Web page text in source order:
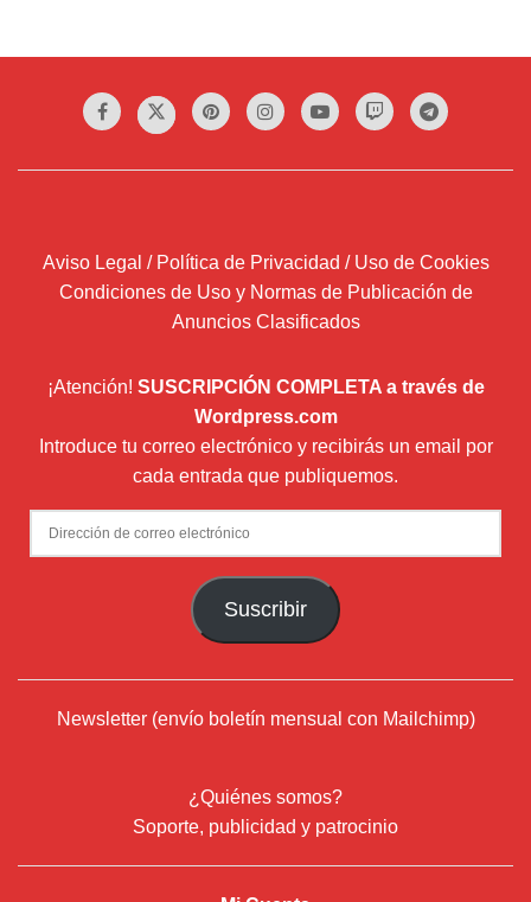
Aviso Legal / Política de Privacidad / Uso de Cookies
Condiciones de Uso y Normas de Publicación de
Anuncios Clasificados
¡Atención! SUSCRIPCIÓN COMPLETA a través de
Wordpress.com
Introduce tu correo electrónico y recibirás un email por
cada entrada que publiquemos.
Dirección
de
Suscribir
Newsletter (envío boletín mensual con Mailchimp)
¿Quiénes somos?
Soporte, publicidad y patrocinio